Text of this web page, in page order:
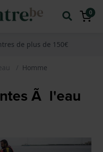
0
de plus de 150€
Homme
Ã l'eau